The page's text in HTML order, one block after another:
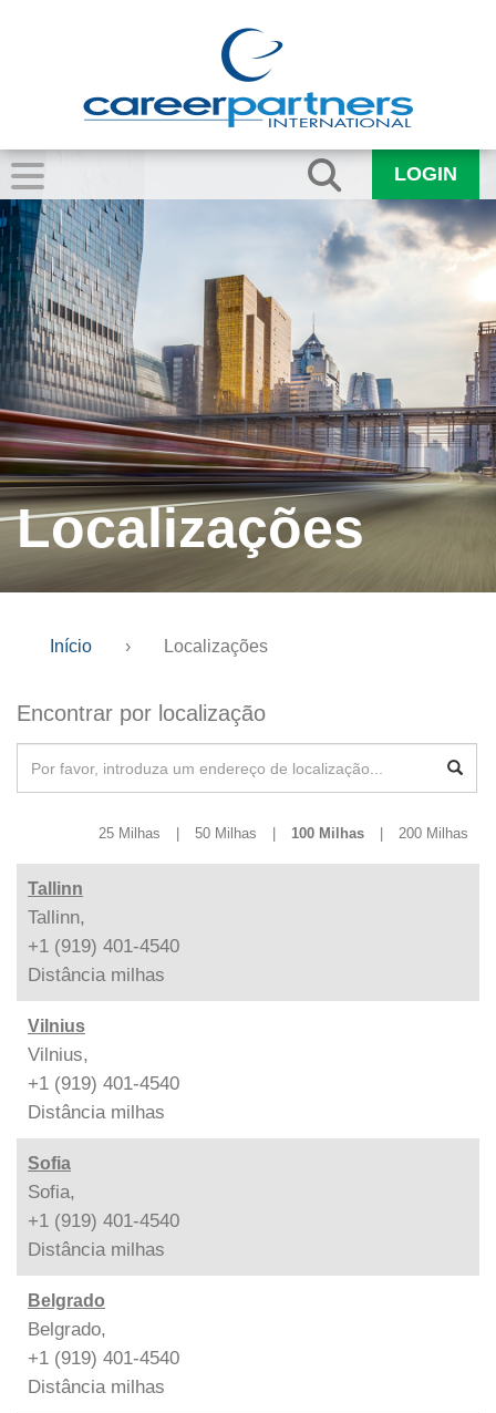
LOGIN
Localizações
Início › Localizações
Encontrar por localização
25 Milhas 50 Milhas 100 Milhas 200 Milhas
Tallinn
Tallinn,
+1 (919) 401-4540
Distância milhas
Vilnius
Vilnius,
+1 (919) 401-4540
Distância milhas
Sofia
Sofia,
+1 (919) 401-4540
Distância milhas
Belgrado
Belgrado,
+1 (919) 401-4540
Distância milhas